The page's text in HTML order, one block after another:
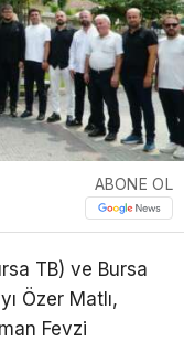
ABONE OL
TB) ve Bursa
Özer Matlı,
Fevzi